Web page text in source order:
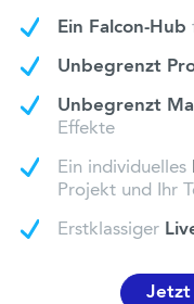
Ein Falcon-Hub
Unbegrenzt
Unbegrenzt
Effekte
Ein individuelles
Projekt und Ihr
Erstklassiger
Jetzt